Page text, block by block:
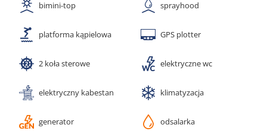
bimini-top sprayhood
platforma kąpielowa GPS plotter
2 koła sterowe elektryczne wc
elektryczny kabestan klimatyzacja
generator odsalarka